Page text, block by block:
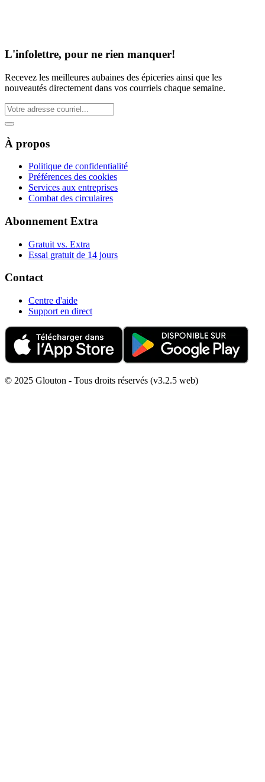
L'infolettre, pour ne rien manquer!
Recevez les meilleures aubaines des épiceries ainsi que les
nouveautés directement dans vos courriels chaque semaine.
À propos
Politique de confidentialité
Préférences des cookies
Services aux entreprises
Combat des circulaires
Abonnement Extra
Gratuit vs. Extra
Essai gratuit de 14 jours
Contact
Centre d'aide
Support en direct
© 2025 Glouton - Tous droits réservés (v3.2.5 web)